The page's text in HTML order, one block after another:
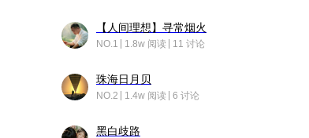
【人间理想】寻常烟火
NO.1 1.8w 阅读 11 讨论
珠海日月贝
NO.2 1.4w 阅读 6 讨论
黑白歧路